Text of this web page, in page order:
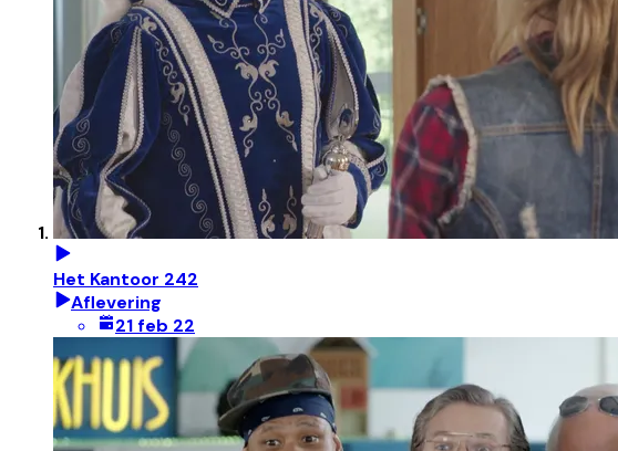
Het Kantoor 242
Aflevering
21 feb 22